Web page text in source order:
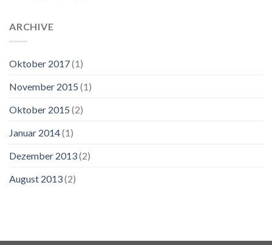
ARCHIVE
Oktober 2017(1)
November 2015 (1)
Oktober 2015 (2)
Januar 2014(1)
Dezember 2013(2)
August 2013(2)